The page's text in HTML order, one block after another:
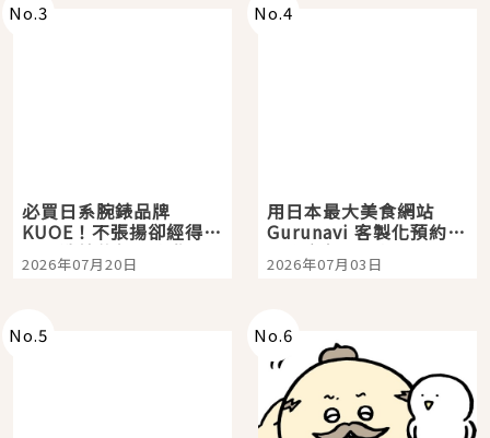
No.3
必買日系腕錶品牌
KUOE！不張揚卻經得起
時間洗鍊的經典之作五
選
2026年07月20日
No.4
用日本最大美食網站
Gurunavi 客製化預約九
大都市餐廳，打造專屬
美食體驗！
2026年07月03日
No.5 No.6